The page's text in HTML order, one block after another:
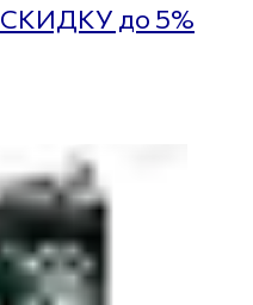
СКИДКУ до 5%